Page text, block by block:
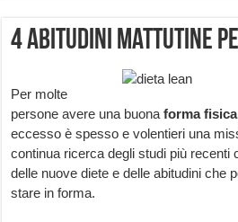
4 abitudini mattutine
Per molte
persone avere una buonaforma fisica
eccesso è spesso e volentieri una
continua ricerca degli studi più recenti
delle nuove diete e delle abitudini che
stare in forma.